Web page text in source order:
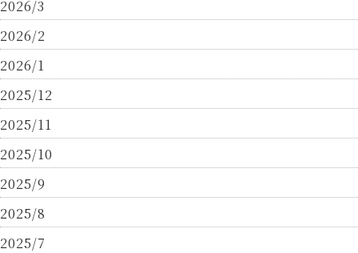
2026/3
2026/2
2026/1
2025/12
2025/11
2025/10
2025/9
2025/8
2025/7